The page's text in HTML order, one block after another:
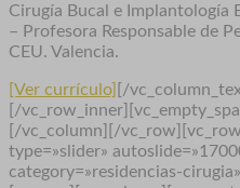
Cirugía Bucal e Implantología
– Profesora Responsable de
CEU. Valencia.
[Ver currículo]
[/
[/
[/vc_column][/
type=»slider»
category=»residencias-